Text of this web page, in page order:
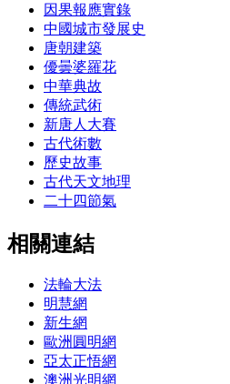
因果報應實錄
中國城市發展史
唐朝建築
優曇婆羅花
中華典故
傳統武術
新唐人大賽
古代術數
歷史故事
古代天文地理
二十四節氣
相關連結
法輪大法
明慧網
新生網
歐洲圓明網
亞太正悟網
澳洲光明網